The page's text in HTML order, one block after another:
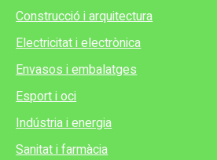
Construcció i arquitectura
Electricitat i electrònica
Envasos i embalatges
Esport i oci
Indústria i energia
Sanitat i farmàcia